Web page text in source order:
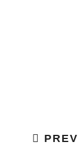
PREV